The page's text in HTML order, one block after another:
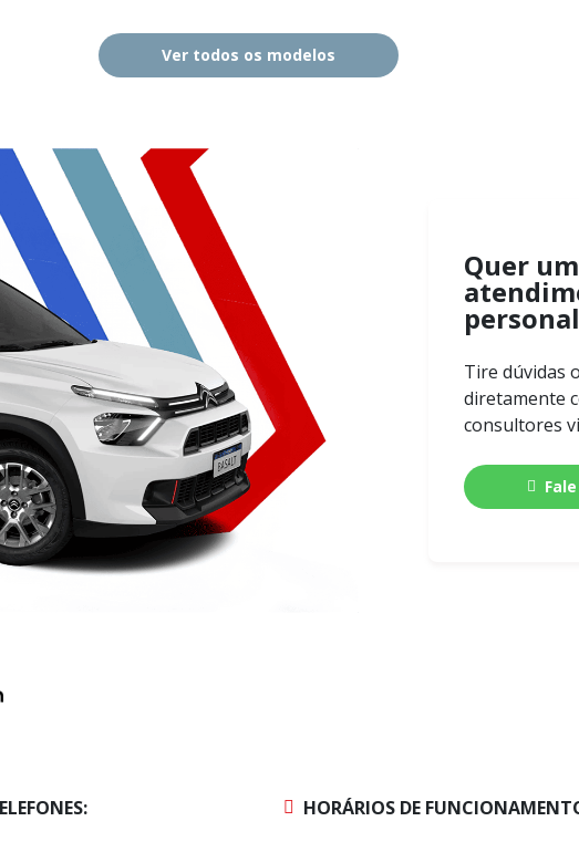
Ver todos os modelos
Quer um
Tire dúvidas
diretamente
consultores
HORÁRIOS DE